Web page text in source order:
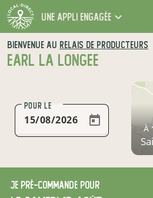
une appli engagée
BIENVENUE AU RELAIS DE PRODUCTEURS
EARL LA LONGEE
POUR LE
À
Je pré-commande pour